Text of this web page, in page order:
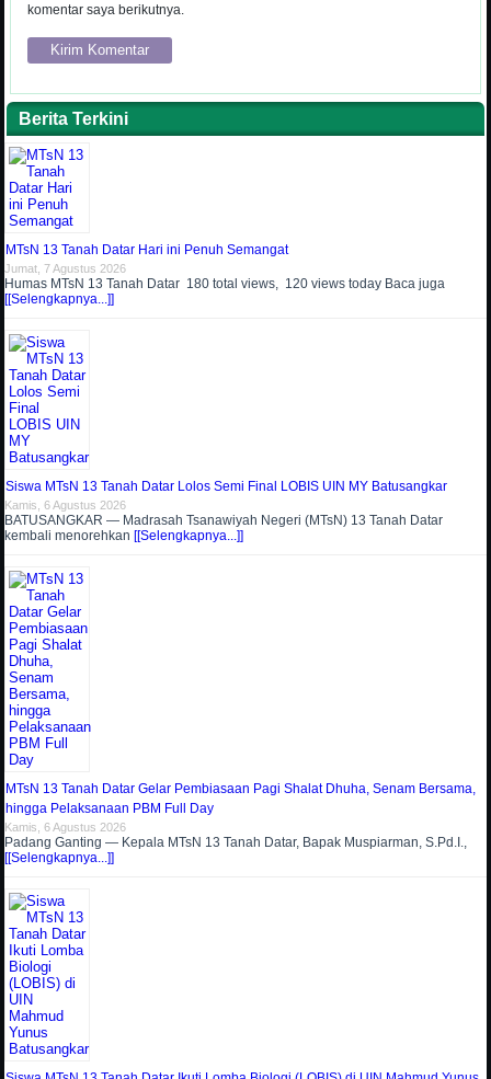
komentar saya berikutnya.
Berita Terkini
MTsN 13 Tanah Datar Hari ini Penuh Semangat
Jumat, 7 Agustus 2026
Humas MTsN 13 Tanah Datar 180 total views, 120 views today Baca juga
[[Selengkapnya...]]
Siswa MTsN 13 Tanah Datar Lolos Semi Final LOBIS UIN MY Batusangkar
Kamis, 6 Agustus 2026
BATUSANGKAR — Madrasah Tsanawiyah Negeri (MTsN) 13 Tanah Datar
kembali menorehkan[[Selengkapnya...]]
MTsN 13 Tanah Datar Gelar Pembiasaan Pagi Shalat Dhuha, Senam Bersama,
hingga Pelaksanaan PBM Full Day
Kamis, 6 Agustus 2026
Padang Ganting — Kepala MTsN 13 Tanah Datar, Bapak Muspiarman, S.Pd.I.,
[[Selengkapnya...]]